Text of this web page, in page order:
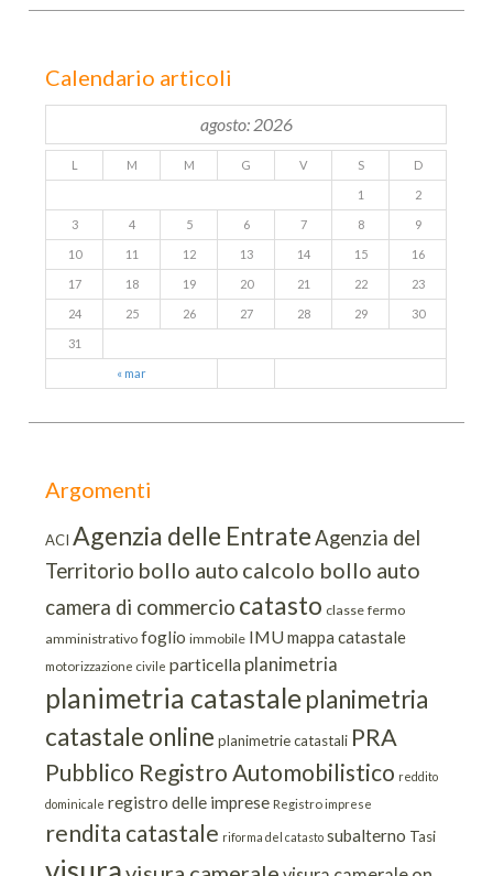
Calendario articoli
agosto: 2026
L M M G V S D
« mar
1 2
3 4 5 6 7 8 9
10 11 12 13 14 15 16
17 18 19 20 21 22 23
24 25 26 27 28 29 30
31
Argomenti
ACI Agenzia delle EntrateAgenzia del
Territorio bollo auto calcolo bollo auto
camera di commercio catasto classe fermo
amministrativo foglio immobile IMUmappa catastale
motorizzazione civile particella planimetria
planimetria catastaleplanimetria
catastale online planimetrie catastali PRA
Pubblico Registro Automobilistico reddito
dominicale registro delle imprese Registro imprese
rendita catastale riforma del catasto subalterno Tasi